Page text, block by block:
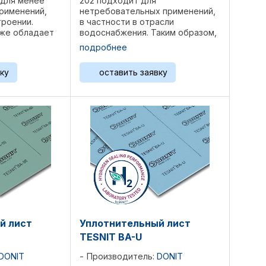
обладает
волокна,
NBR. ...
нетребовательных применений,
в частности в отрасли
водоснабжения. Таким образом,
TESNIT BA-202 был разработан с
хорошими механическими и
герметизирующими свойствами.
Структура: Целлюлозные
волокна, ...
подробнее
оставить заявку
лист
Уплотнительный лист
TESNIT BA-U
Производитель: DONIT